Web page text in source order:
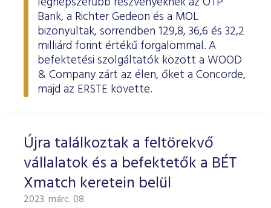
Bank, a Richter Gedeon és a MOL
bizonyultak, sorrendben 129,8, 36,6 és 32,2
milliárd forint értékű forgalommal. A
befektetési szolgáltatók között a WOOD
& Company zárt az élen, őket a Concorde,
majd az ERSTE követte.
Újra találkoztak a feltörekvő
vállalatok és a befektetők a BÉT
Xmatch keretein belül
2023. márc. 08.